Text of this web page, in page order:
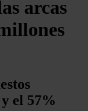
arcas
el 57%